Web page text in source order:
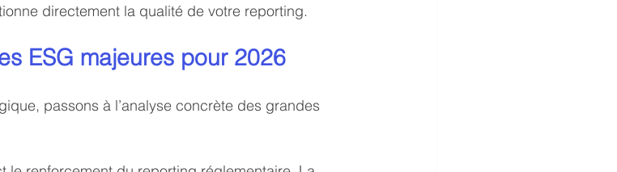
directement la qualité de votre reporting.
ESG majeures pour 2026
passons à l’analyse concrète des grandes